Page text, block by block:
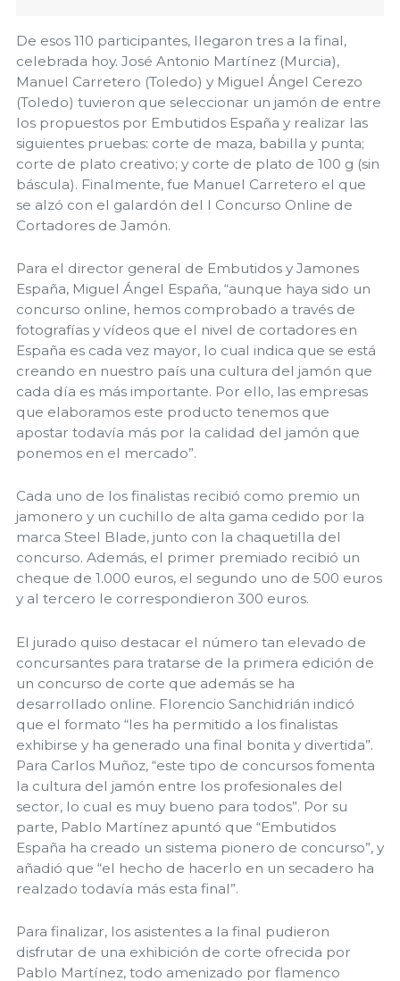
De esos 110 participantes, llegaron tres a la final,
celebrada hoy. José Antonio Martínez (Murcia),
Manuel Carretero (Toledo) y Miguel Ángel Cerezo
(Toledo) tuvieron que seleccionar un jamón de entre
los propuestos por Embutidos España y realizar las
siguientes pruebas: corte de maza, babilla y punta;
corte de plato creativo; y corte de plato de 100 g (sin
báscula). Finalmente, fue Manuel Carretero el que
se alzó con el galardón del I Concurso Online de
Cortadores de Jamón.
Para el director general de Embutidos y Jamones
España, Miguel Ángel España, “aunque haya sido un
concurso online, hemos comprobado a través de
fotografías y vídeos que el nivel de cortadores en
España es cada vez mayor, lo cual indica que se está
creando en nuestro país una cultura del jamón que
cada día es más importante. Por ello, las empresas
que elaboramos este producto tenemos que
apostar todavía más por la calidad del jamón que
ponemos en el mercado”.
Cada uno de los finalistas recibió como premio un
jamonero y un cuchillo de alta gama cedido por la
marca Steel Blade, junto con la chaquetilla del
concurso. Además, el primer premiado recibió un
cheque de 1.000 euros, el segundo uno de 500 euros
y al tercero le correspondieron 300 euros.
El jurado quiso destacar el número tan elevado de
concursantes para tratarse de la primera edición de
un concurso de corte que además se ha
desarrollado online. Florencio Sanchidrián indicó
que el formato “les ha permitido a los finalistas
exhibirse y ha generado una final bonita y divertida”.
Para Carlos Muñoz, “este tipo de concursos fomenta
la cultura del jamón entre los profesionales del
sector, lo cual es muy bueno para todos”. Por su
parte, Pablo Martínez apuntó que “Embutidos
España ha creado un sistema pionero de concurso”, y
añadió que “el hecho de hacerlo en un secadero ha
realzado todavía más esta final”.
Para finalizar, los asistentes a la final pudieron
disfrutar de una exhibición de corte ofrecida por
Pablo Martínez, todo amenizado por flamenco